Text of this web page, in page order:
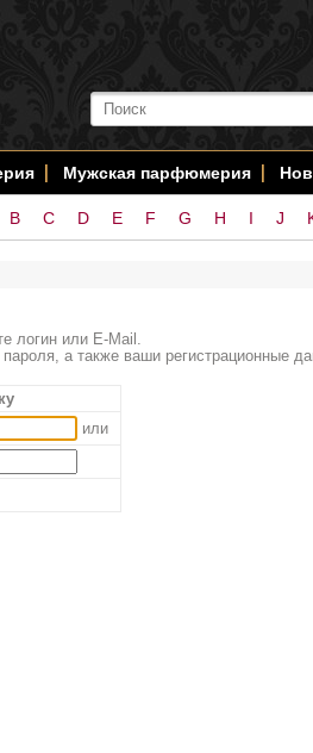
Мужская парфюмерия
B C D E F G H I J
логин или E-Mail.
а также ваши регистрационные
или